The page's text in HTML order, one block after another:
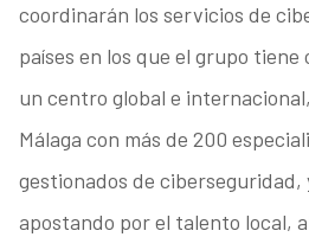
coordinarán los servicios de
países en los que el grupo
un centro global e
Málaga con más de 200
gestionados de ciberseguridad,
apostando por el talento local,